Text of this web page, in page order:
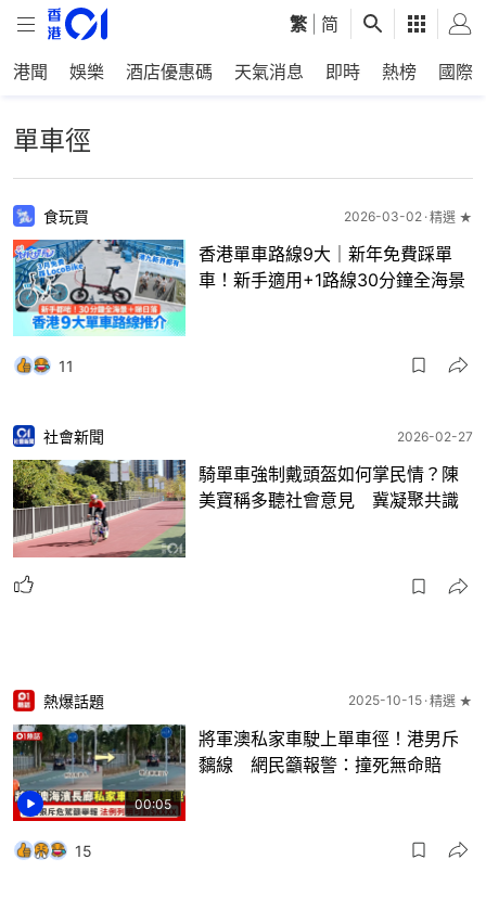
繁 简
港聞 娛樂 酒店優惠碼 天氣消息 即時 熱榜 國際
單車徑
食玩買 2026-03-02 精選 ★
香港單車路線9大｜新年免費踩單
車！新手適用+1路線30分鐘全海景
11
社會新聞 2026-02-27
騎單車強制戴頭盔如何掌民情？陳
美寶稱多聽社會意見 冀凝聚共識
00:05
熱爆話題 2025-10-15 精選 ★
將軍澳私家車駛上單車徑！港男斥
黐線 網民籲報警：撞死無命賠
15